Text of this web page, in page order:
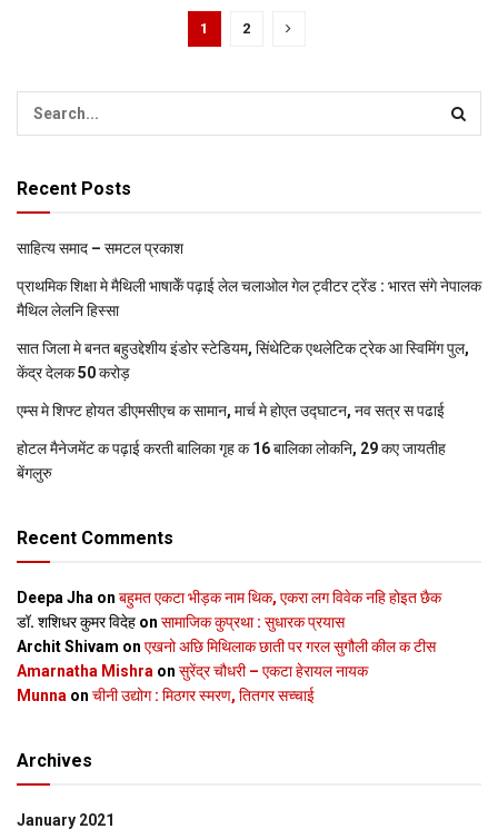
1 2
Recent Posts
साहित्य समाद – समटल प्रकाश
प्राथमिक शि‍क्षा मे मैथि‍ली भाषाकेँ पढ़ाई लेल चलाओल गेल ट्वीटर ट्रेंड : भारत संगे नेपालक
मैथिल लेलनि हिस्सा
सात जिला मे बनत बहुउद्देशीय इंडोर स्‍टेडि‍यम, सिंथेटिक एथलेटिक ट्रेक आ स्विमिंग पुल,
केंद्र देलक 50 करोड़
एम्स मे शिफ्ट होयत डीएमसीएच क सामान, मार्च मे होएत उद्घाटन, नव सत्र स पढाई
होटल मैनेजमेंट क पढ़ाई करती बालिका गृह क 16 बालिका लोकनि, 29 कए जायतीह
बेंगलुरु
Recent Comments
Deepa Jha on बहुमत एकटा भीड़क नाम थिक, एकरा लग विवेक नहि होइत छैक
डॉ. शशिधर कुमर विदेह on सामाजिक कुप्रथा : सुधारक प्रयास
Archit Shivam on एखनो अछि मिथिलाक छाती पर गरल सुगौली कील क टीस
Amarnatha Mishra on सुरेंद्र चौधरी – एकटा हेरायल नायक
Munna on चीनी उद्योग : मिठगर स्‍मरण, तितगर सच्‍चाई
Archives
January 2021